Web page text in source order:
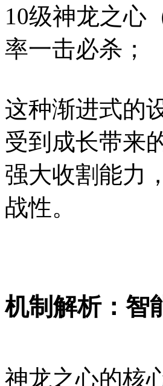
10级神龙之心
率一击必杀；
这种渐进式的
受到成长带来
强大收割能力
战性。
机制解析：智
神龙之心的核